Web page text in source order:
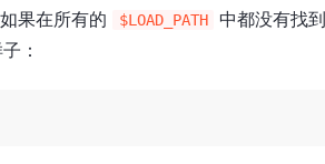
果在所有的
$LOAD_PATH
中都没有找
：